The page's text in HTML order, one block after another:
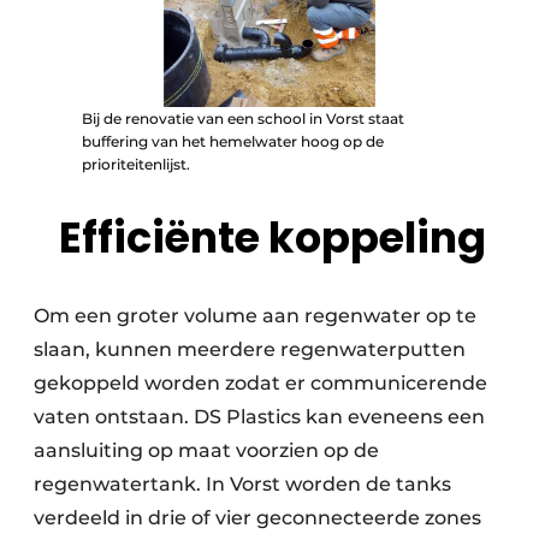
Bij de renovatie van een school in Vorst staat
buffering van het hemelwater hoog op de
prioriteitenlijst.
Efficiënte koppeling
Om een groter volume aan regenwater op te
slaan, kunnen meerdere regenwaterputten
gekoppeld worden zodat er communicerende
vaten ontstaan. DS Plastics kan eveneens een
aansluiting op maat voorzien op de
regenwatertank. In Vorst worden de tanks
verdeeld in drie of vier geconnecteerde zones